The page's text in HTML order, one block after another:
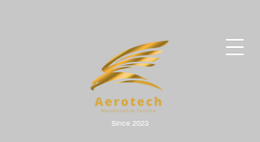
Since 2023